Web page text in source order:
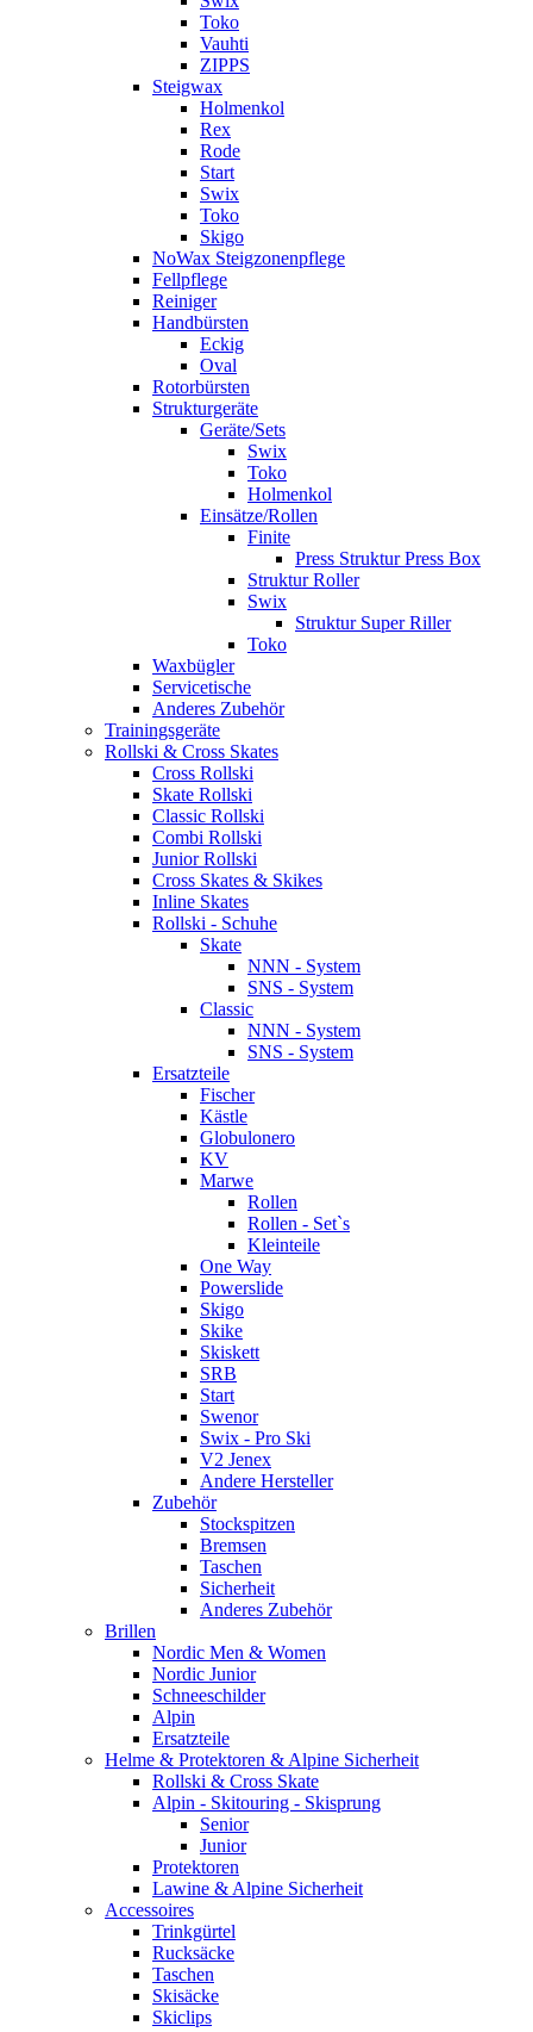
Toko
Vauhti
ZIPPS
Steigwax
Holmenkol
Rex
Rode
Start
Swix
Toko
Skigo
NoWax Steigzonenpflege
Fellpflege
Reiniger
Handbürsten
Eckig
Oval
Rotorbürsten
Strukturgeräte
Geräte/Sets
Swix
Toko
Holmenkol
Einsätze/Rollen
Finite
Press Struktur Press Box
Struktur Roller
Swix
Struktur Super Riller
Toko
Waxbügler
Servicetische
Anderes Zubehör
Trainingsgeräte
Rollski & Cross Skates
Cross Rollski
Skate Rollski
Classic Rollski
Combi Rollski
Junior Rollski
Cross Skates & Skikes
Inline Skates
Rollski - Schuhe
Skate
NNN - System
SNS - System
Classic
NNN - System
SNS - System
Ersatzteile
Fischer
Kästle
Globulonero
KV
Marwe
Rollen
Rollen - Set`s
Kleinteile
One Way
Powerslide
Skigo
Skike
Skiskett
SRB
Start
Swenor
Swix - Pro Ski
V2 Jenex
Andere Hersteller
Zubehör
Stockspitzen
Bremsen
Taschen
Sicherheit
Anderes Zubehör
Brillen
Nordic Men & Women
Nordic Junior
Schneeschilder
Alpin
Ersatzteile
Helme & Protektoren & Alpine Sicherheit
Rollski & Cross Skate
Alpin - Skitouring - Skisprung
Senior
Junior
Protektoren
Lawine & Alpine Sicherheit
Accessoires
Trinkgürtel
Rucksäcke
Taschen
Skisäcke
Skiclips